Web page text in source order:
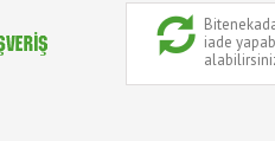
iade